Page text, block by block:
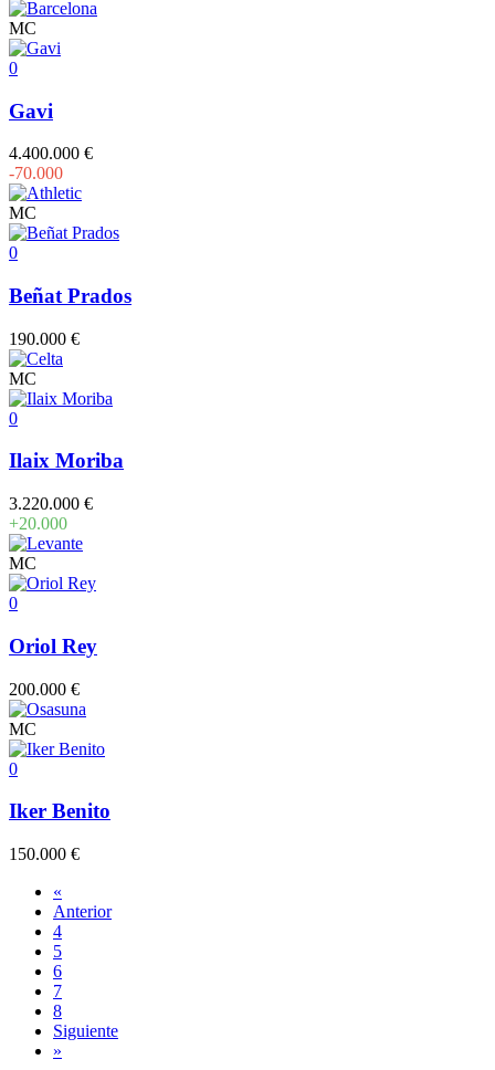
MC
0
Gavi
4.400.000 €
-70.000
MC
0
Beñat Prados
190.000 €
MC
0
Ilaix Moriba
3.220.000 €
+20.000
MC
0
Oriol Rey
200.000 €
MC
0
Iker Benito
150.000 €
«
Anterior
4
5
6
7
8
Siguiente
»